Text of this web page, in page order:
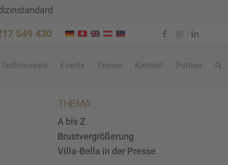
549 430
Testi­mo­ni­als Events Presse Kontakt Partner
THEMA
A bis Z
Brustvergrößerung
Villa-Bella in der Presse